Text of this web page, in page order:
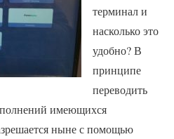
терминал и
насколько это
удобно? В
принципе
переводить
имеющихся
ныне с помощью